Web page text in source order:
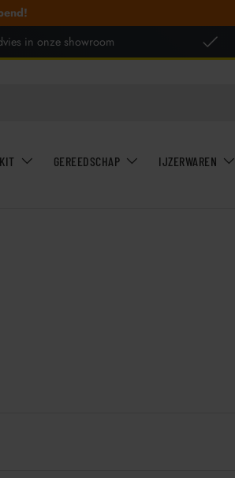
in onze showroom
GEREEDSCHAP IJZERWAREN